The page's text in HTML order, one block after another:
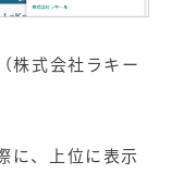
式会社ラキー
に、上位に表示